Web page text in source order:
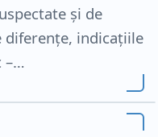
și de
indicațiile
–…